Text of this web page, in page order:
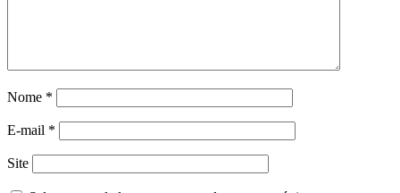
Nome *
E-mail *
Site